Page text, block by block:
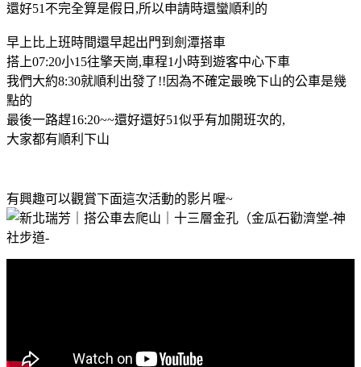
還好51不完全算是假日,所以申請時還蠻順利的
早上比上班時間還早起出門到劍潭搭車
搭上07:20小15往擎天崗,車程1小時到遊客中心下車
我們大約8:30就順利出發了!!因為不確定最晚下山的公車是幾
點的
最後一路趕16:20~~還好還好51似乎有加開班次的,
大家都有順利下山
有興趣可以觀賞下面這次活動的影片喔~